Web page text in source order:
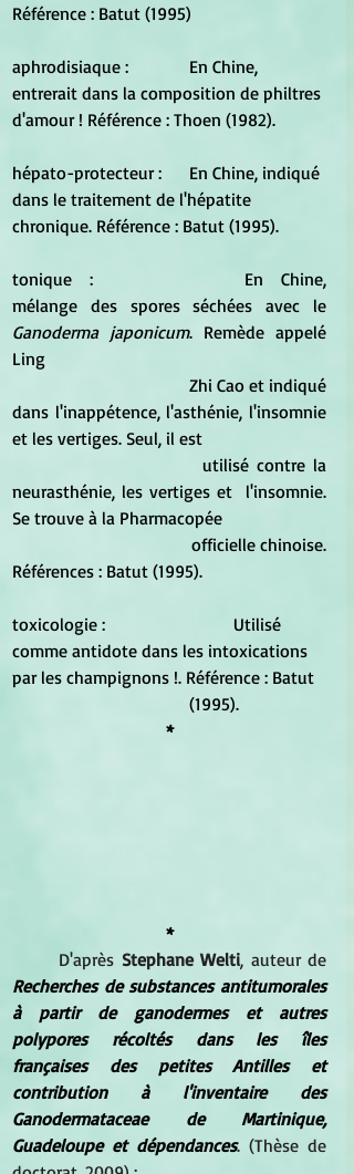
Référence : Batut (1995)
aphrodisiaque :		En Chine,
entrerait dans la composition de philtres
d'amour ! Référence : Thoen (1982).
hépato-protecteur :	En Chine, indiqué
dans le traitement de l'hépatite
chronique. Référence : Batut (1995).
tonique :			En Chine,
Ganoderma japonicum. Remède appelé
Ling
dans l'inappétence, l'asthénie, l'insomnie
et les vertiges. Seul, il est
neurasthénie, les vertiges et  l'insomnie.
Se trouve à la Pharmacopée
Références : Batut (1995).
toxicologie :			Utilisé
comme antidote dans les intoxications
				(1995).
*
*
D'après Stephane Welti
Recherches de substances antitumorales
à partir de ganodermes et autres
polypores récoltés dans les îles
françaises des petites Antilles et
contribution à l'inventaire des
Ganodermataceae de Martinique,
Guadeloupe et dépendances. (Thèse de